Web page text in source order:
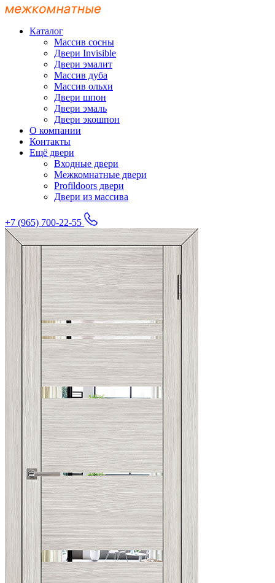
Каталог
Массив сосны
Двери Invisible
Двери эмалит
Массив дуба
Массив ольхи
Двери шпон
Двери эмаль
Двери экошпон
О компании
Контакты
Ещё двери
Входные двери
Межкомнатные двери
Profildoors двери
Двери из массива
+7 (965) 700-22-55